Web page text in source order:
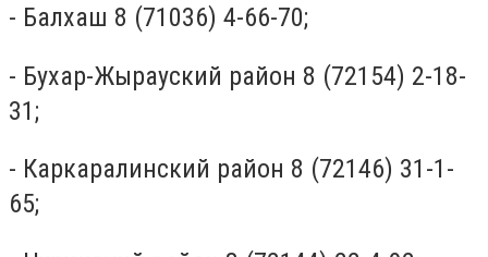
- Балхаш 8 (71036) 4-66-70;
- Бухар-Жырауский район 8 (72154) 2-18-
31;
- Каркаралинский район 8 (72146) 31-1-
65;